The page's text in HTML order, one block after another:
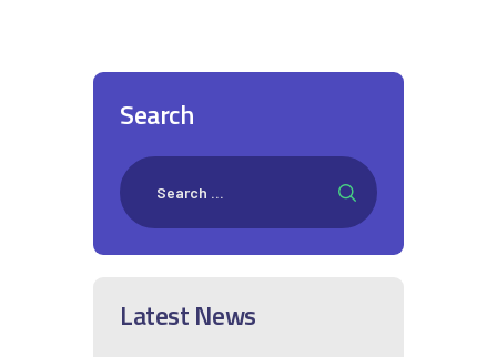
Search
Latest News